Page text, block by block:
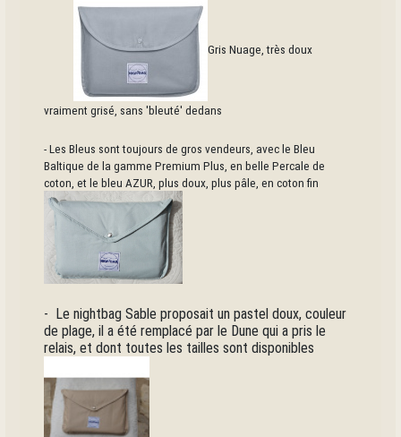
Gris Nuage, très doux
vraiment grisé, sans 'bleuté' dedans
- Les Bleus sont toujours de gros vendeurs, avec le Bleu
Baltique de la gamme Premium Plus, en belle Percale de
coton, et le bleu AZUR, plus doux, plus pâle, en coton fin
- Le nightbag Sable proposait un pastel doux, couleur
de plage, il a été remplacé par le Dune qui a pris le
relais, et dont toutes les tailles sont disponibles